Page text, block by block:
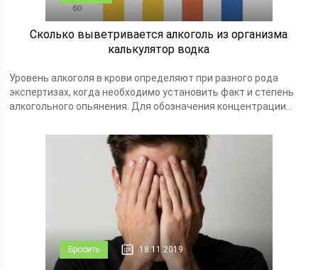
Сколько выветривается алкоголь из организма
калькулятор водка
Уровень алкоголя в крови определяют при разного рода
экспертизах, когда необходимо установить факт и степень
алкогольного опьянения. Для обозначения концентрации...
Бросить 18.11.2019